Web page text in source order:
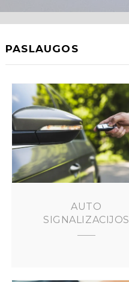
PASLAUGOS
AUTO
SIGNALIZACIJOS